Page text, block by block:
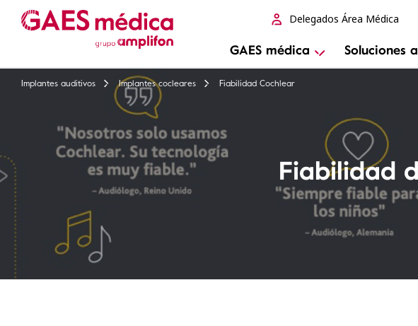
GAES médica Soluciones
Delegados Área Médica
Implantes auditivos Implantes cocleares Fiabilidad Cochlear
Fiabilidad